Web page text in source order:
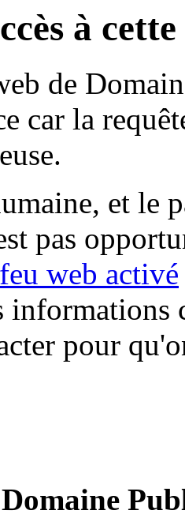
à
de
car la
et le
pas
web activé
informations
pour